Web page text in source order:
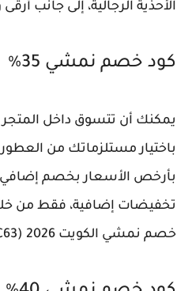
الأحذية الرجالية، إلى جانب
كود خصم نمشي 35٪
يمكنك أن تتسوق داخل
باختيار مستلزماتك من
تخفيضات إضافية، فقط من
خصم نمشي الكويت 2026 (AC63).